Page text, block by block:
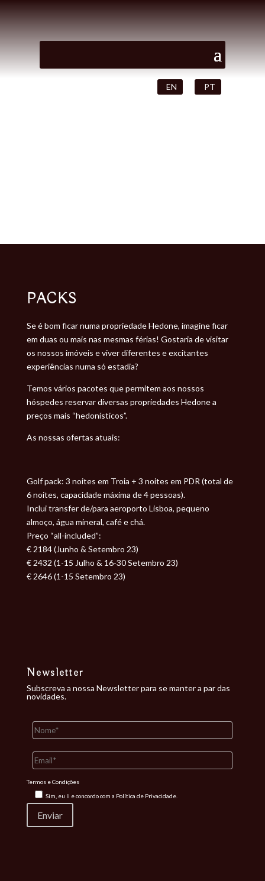
EN PT
PACKS
Se é bom ficar numa propriedade Hedone, imagine ficar
em duas ou mais nas mesmas férias! Gostaria de visitar
os nossos imóveis e viver diferentes e excitantes
experiências numa só estadia?
Temos vários pacotes que permitem aos nossos
hóspedes reservar diversas propriedades Hedone a
preços mais “hedonísticos”.
As nossas ofertas atuais:
Golf pack: 3 noites em Troia + 3 noites em PDR (total de
6 noites, capacidade máxima de 4 pessoas).
Inclui transfer de/para aeroporto Lisboa, pequeno
almoço, água mineral, café e chá.
Preço “all-included”:
€ 2184 (Junho & Setembro 23)
€ 2432 (1-15 Julho & 16-30 Setembro 23)
€ 2646 (1-15 Setembro 23)
Newsletter
Subscreva a nossa Newsletter para se manter a par das
novidades.
Termos e Condições
Sim, eu li e concordo com a Política de Privacidade.